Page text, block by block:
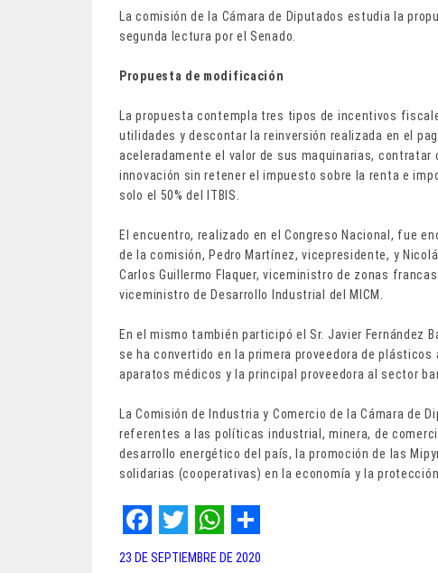
La comisión de la Cámara de Diputados estudia la
segunda lectura por el Senado.
Propuesta de modificación
La propuesta contempla tres tipos de incentivos
utilidades y descontar la reinversión realizada en el
aceleradamente el valor de sus maquinarias,
innovación sin retener el impuesto sobre la renta e
solo el 50% del ITBIS.
El encuentro, realizado en el Congreso Nacional, fue
de la comisión, Pedro Martínez, vicepresidente, y
Carlos Guillermo Flaquer, viceministro de zonas
viceministro de Desarrollo Industrial del MICM.
En el mismo también participó el Sr. Javier Fernández
se ha convertido en la primera proveedora de
aparatos médicos y la principal proveedora al sector
La Comisión de Industria y Comercio de la Cámara de
referentes a las políticas industrial, minera, de
desarrollo energético del país, la promoción de las
solidarias (cooperativas) en la economía y la
F
T
W S
23 DE SEPTIEMBRE DE 2020